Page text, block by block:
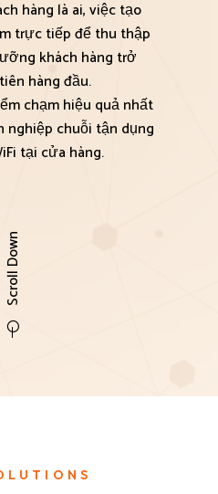
hàng là ai, việc tạo
trực tiếp để thu thập
khách hàng trở
hàng đầu.
chạm hiệu quả nhất
nghiệp chuỗi tận dụng
tại cửa hàng.
Scroll Down